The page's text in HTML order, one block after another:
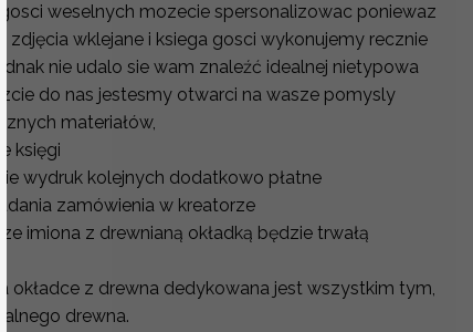
weselnych mozecie spersonalizowac poniewaz
zdjęcia wklejane i ksiega gosci wykonujemy recznie
nie udalo sie wam znaleźć idealnej nietypowa
do nas jestesmy otwarci na wasze pomysly
materiałów,
księgi
wydruk kolejnych dodatkowo płatne
zamówienia w kreatorze
imiona z drewnianą okładką będzie trwałą
okładce z drewna dedykowana jest wszystkim tym,
drewna.